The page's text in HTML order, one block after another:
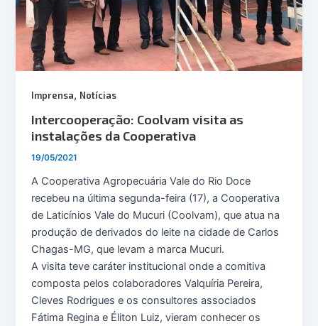
Imprensa, Notícias
Intercooperação: Coolvam visita as
instalações da Cooperativa
19/05/2021
A Cooperativa Agropecuária Vale do Rio Doce
recebeu na última segunda-feira (17), a Cooperativa
de Laticínios Vale do Mucuri (Coolvam), que atua na
produção de derivados do leite na cidade de Carlos
Chagas-MG, que levam a marca Mucuri.
A visita teve caráter institucional onde a comitiva
composta pelos colaboradores Valquíria Pereira,
Cleves Rodrigues e os consultores associados
Fátima Regina e Éliton Luiz, vieram conhecer os